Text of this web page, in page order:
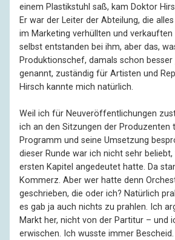
einem Plastikstuhl saß, kam Doktor
Er war der Leiter der Abteilung, die
im Marketing verhüllten und
selbst entstanden bei ihm, aber das,
Produktionschef, damals schon besser
genannt, zuständig für Artisten und
Hirsch kannte mich natürlich.
Weil ich für Neuveröffentlichungen
ich an den Sitzungen der Produzenten
Programm und seine Umsetzung
dieser Runde war ich nicht sehr
ersten Kapitel angedeutet hatte. Da
Kommerz. Aber wer hatte denn
geschrieben, die oder ich? Natürlich
es gab ja auch nichts zu prahlen. Ich
Markt her, nicht von der Partitur – und
erwischen. Ich wusste immer